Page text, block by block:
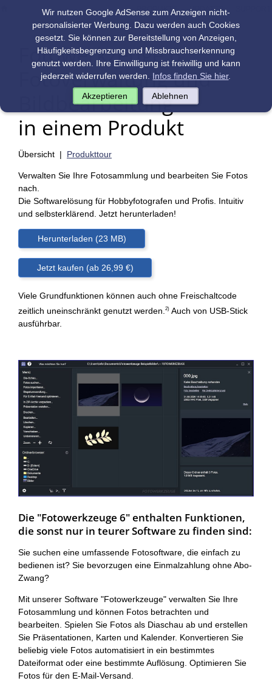
PRODUKTE UPDATES
Fotowerkzeuge 6:
Fotoverwaltung und
Bildbearbeitung
in einem Produkt
Übersicht | Produkttour
Verwalten Sie Ihre Fotosammlung und bearbeiten Sie Fotos
nach.
Die Softwarelösung für Hobbyfotografen und Profis. Intuitiv
und selbsterklärend. Jetzt herunterladen!
Viele Grundfunktionen können auch ohne Freischaltcode
zeitlich uneinschränkt genutzt werden. 2) Auch von USB-Stick
ausführbar.
Die "Fotowerkzeuge 6" enthalten Funktionen,
die sonst nur in teurer Software zu finden sind:
Sie suchen eine umfassende Fotosoftware, die einfach zu
bedienen ist? Sie bevorzugen eine Einmalzahlung ohne Abo-
Zwang?
Mit unserer Software "Fotowerkzeuge" verwalten Sie Ihre
Fotosammlung und können Fotos betrachten und
bearbeiten. Spielen Sie Fotos als Diaschau ab und erstellen
Sie Präsentationen, Karten und Kalender. Konvertieren Sie
beliebig viele Fotos automatisiert in ein bestimmtes
Dateiformat oder eine bestimmte Auflösung. Optimieren Sie
Fotos für den E-Mail-Versand.
Wir nutzen Google AdSense zum Anzeigen nicht-
personalisierter Werbung. Dazu werden auch Cookies
gesetzt. Sie können zur Bereitstellung von Anzeigen,
Häufigkeitsbegrenzung und Missbrauchserkennung
genutzt werden. Ihre Einwilligung ist freiwillig und kann
jederzeit widerrufen werden. Infos finden Sie hier.
Akzeptieren Ablehnen